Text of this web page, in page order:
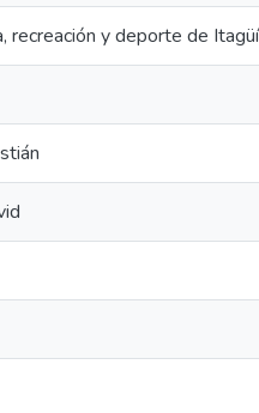
recreación y deporte de Itagüí